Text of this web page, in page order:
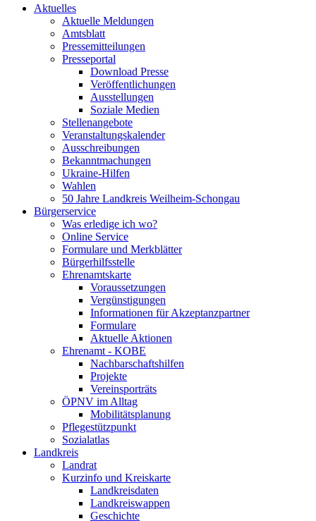
Aktuelles
Aktuelle Meldungen
Amtsblatt
Pressemitteilungen
Presseportal
Download Presse
Veröffentlichungen
Ausstellungen
Soziale Medien
Stellenangebote
Veranstaltungskalender
Ausschreibungen
Bekanntmachungen
Ukraine-Hilfen
Wahlen
50 Jahre Landkreis Weilheim-Schongau
Bürgerservice
Was erledige ich wo?
Online Service
Formulare und Merkblätter
Bürgerhilfsstelle
Ehrenamtskarte
Voraussetzungen
Vergünstigungen
Informationen für Akzeptanzpartner
Formulare
Aktuelle Aktionen
Ehrenamt - KOBE
Nachbarschaftshilfen
Projekte
Vereinsporträts
ÖPNV im Alltag
Mobilitätsplanung
Pflegestützpunkt
Sozialatlas
Landkreis
Landrat
Kurzinfo und Kreiskarte
Landkreisdaten
Landkreiswappen
Geschichte